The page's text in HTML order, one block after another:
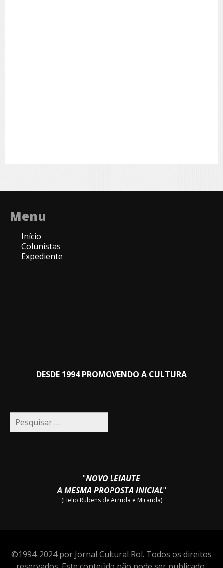
Menu
Início
Colunistas
Expediente
DESDE 1994 PROMOVENDO A CULTURA
Pesquisar
por:
"NOVO LEIAUTE
A MESMA PROPOSTA INICIAL"
(Helio Rubens de Arruda e Miranda)
©1994-2024 por Jornal Cultural Rol. Todos os direitos